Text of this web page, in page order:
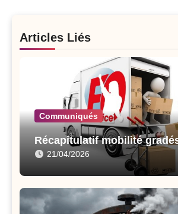
Articles Liés
Communiqués
Récapitulatif mobilité
21/04/2026